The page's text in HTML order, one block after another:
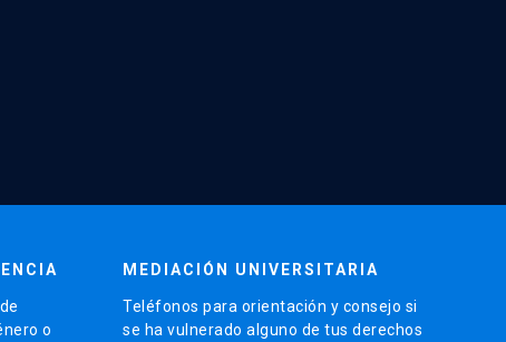
o
MEDIACIÓN UNIVERSITARIA
Teléfonos para orientación y consejo si
se ha vulnerado alguno de tus derechos